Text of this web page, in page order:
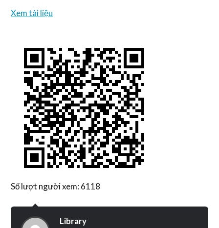
Xem tài liệu
Số lượt người xem: 6118
Library